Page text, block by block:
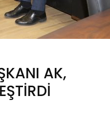
AK,